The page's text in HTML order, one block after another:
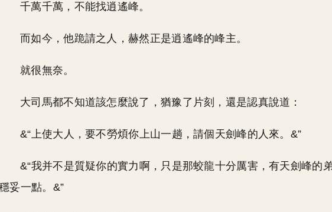
千萬千萬，不能找逍遙峰。
而如今，他跪請之人，赫然正是逍遙峰的峰主。
就很無奈。
大司馬都不知道該怎麼說了，猶豫了片刻，還是認真說道：
&“上使大人，要不勞煩你上山一趟，請個天劍峰的人來。&”
&“我并不是質疑你的實力啊，只是那蛟龍十分厲害，有天劍峰的
妥一點。&”